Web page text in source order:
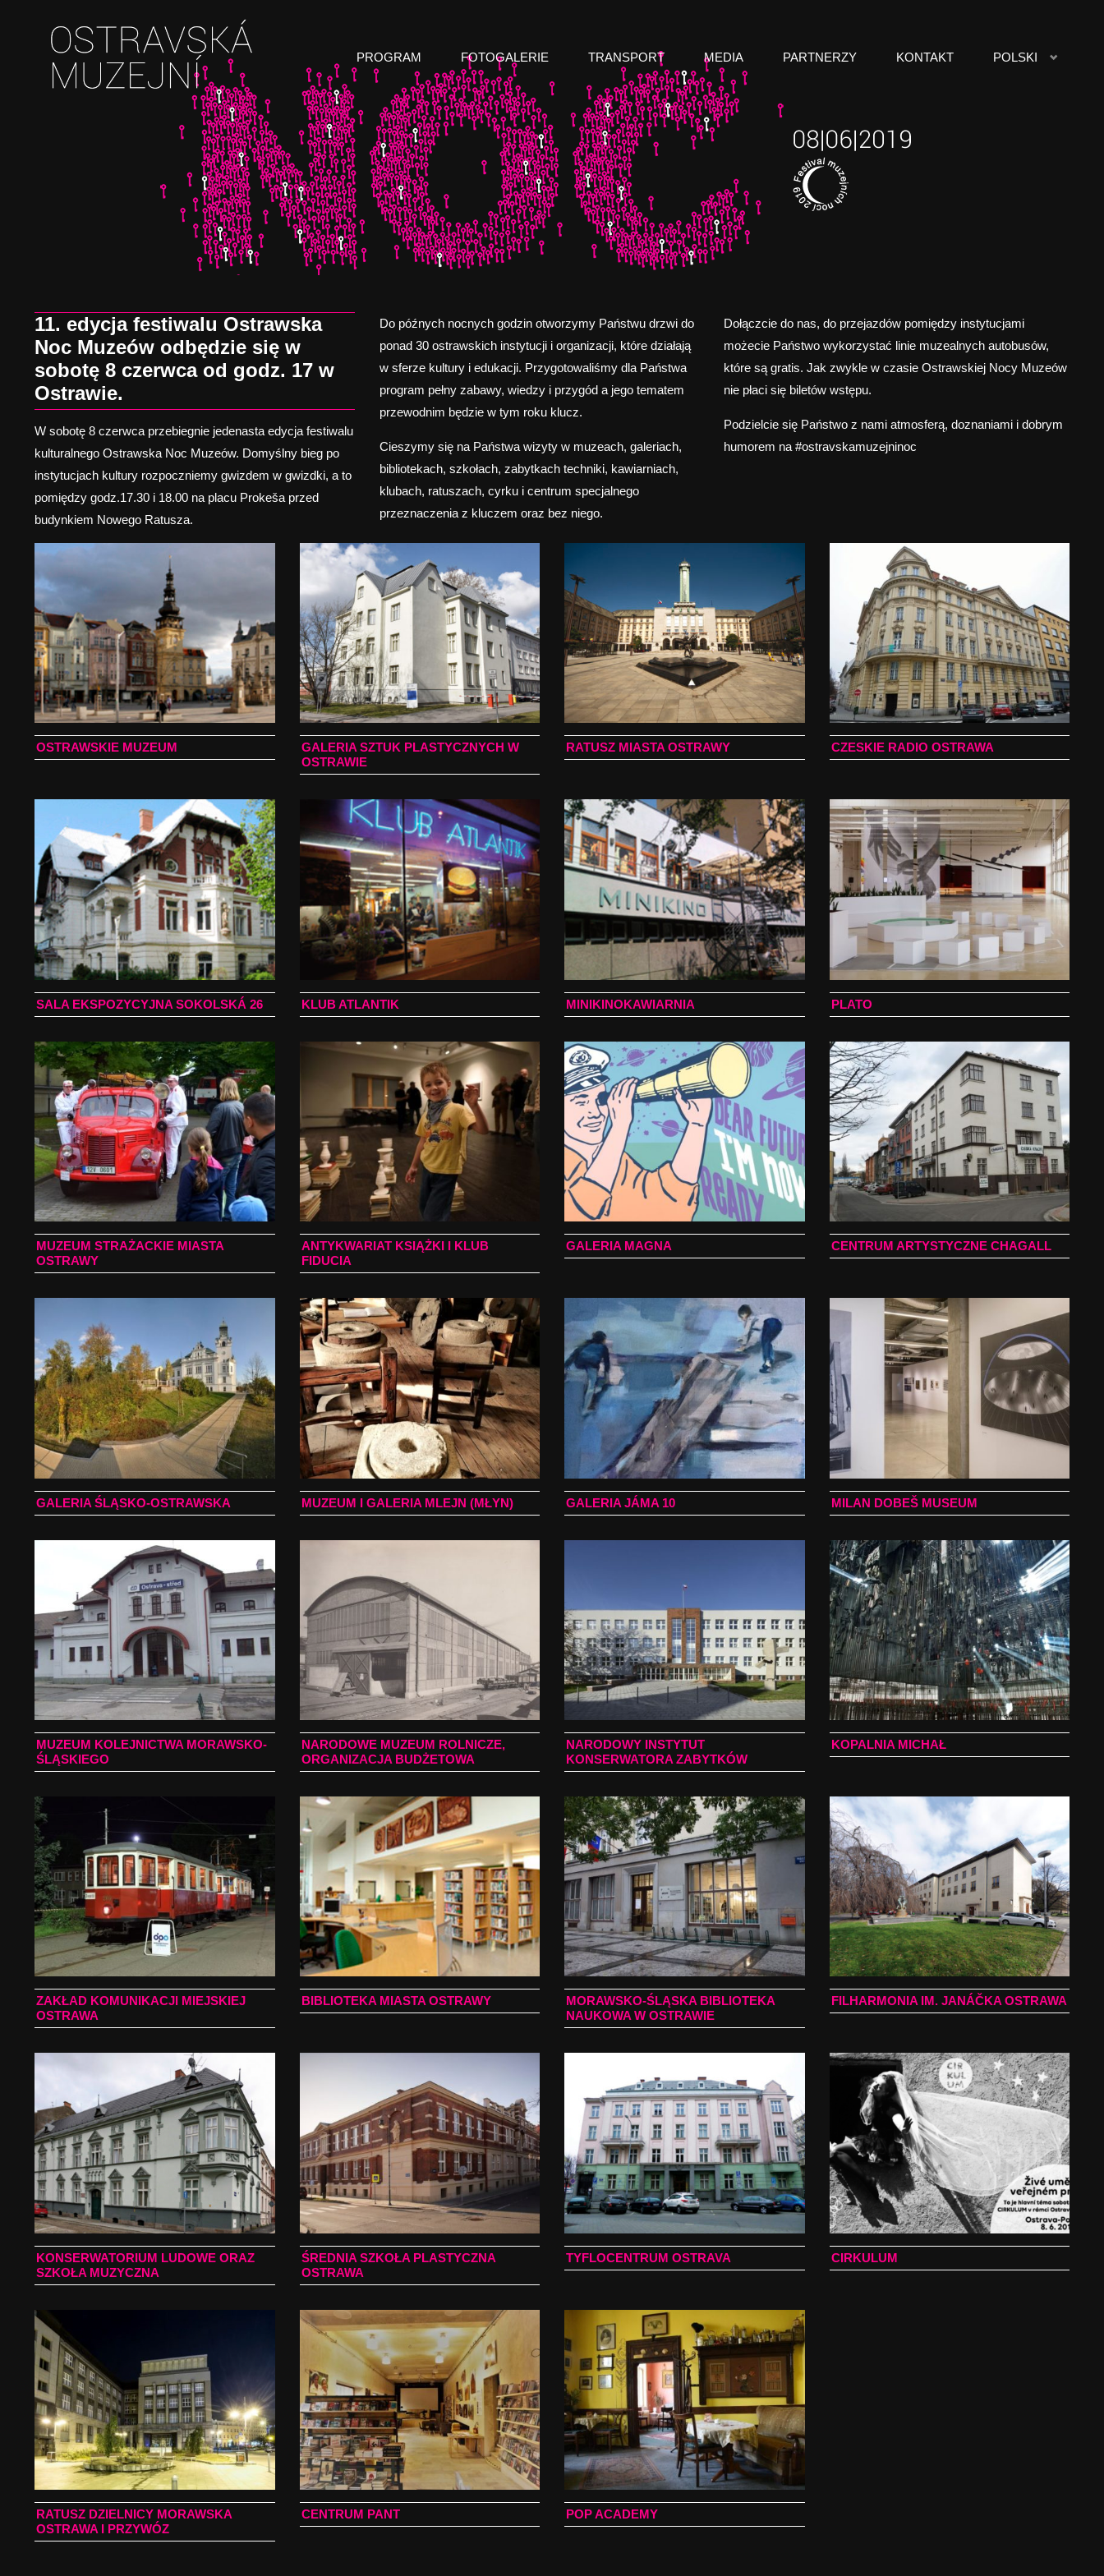
to
content
PROGRAM FOTOGALERIE TRANSPORT MEDIA PARTNERZY KONTAKT POLSKI
11. edycja festiwalu Ostrawska
Noc Muzeów odbędzie się w
sobotę 8 czerwca od godz. 17 w
Ostrawie.
W sobotę 8 czerwca przebiegnie jedenasta edycja festiwalu
kulturalnego Ostrawska Noc Muzeów. Domyślny bieg po
instytucjach kultury rozpoczniemy gwizdem w gwizdki, a to
pomiędzy godz.17.30 i 18.00 na placu Prokeša przed
budynkiem Nowego Ratusza.
Do późnych nocnych godzin otworzymy Państwu drzwi do
ponad 30 ostrawskich instytucji i organizacji, które działają
w sferze kultury i edukacji. Przygotowaliśmy dla Państwa
program pełny zabawy, wiedzy i przygód a jego tematem
przewodnim będzie w tym roku klucz.
Cieszymy się na Państwa wizyty w muzeach, galeriach,
bibliotekach, szkołach, zabytkach techniki, kawiarniach,
klubach, ratuszach, cyrku i centrum specjalnego
przeznaczenia z kluczem oraz bez niego.
Dołączcie do nas, do przejazdów pomiędzy instytucjami
możecie Państwo wykorzystać linie muzealnych autobusów,
które są gratis. Jak zwykle w czasie Ostrawskiej Nocy Muzeów
nie płaci się biletów wstępu.
Podzielcie się Państwo z nami atmosferą, doznaniami i dobrym
humorem na #ostravskamuzejninoc
OSTRAWSKIE MUZEUM
GALERIA SZTUK PLASTYCZNYCH W
OSTRAWIE
RATUSZ MIASTA OSTRAWY CZESKIE RADIO OSTRAWA
SALA EKSPOZYCYJNA SOKOLSKÁ 26 KLUB ATLANTIK MINIKINOKAWIARNIA PLATO
MUZEUM STRAŻACKIE MIASTA
OSTRAWY
ANTYKWARIAT KSIĄŻKI I KLUB
FIDUCIA
GALERIA MAGNA CENTRUM ARTYSTYCZNE CHAGALL
GALERIA ŚLĄSKO-OSTRAWSKA MUZEUM I GALERIA MLEJN (MŁYN) GALERIA JÁMA 10 MILAN DOBEŠ MUSEUM
MUZEUM KOLEJNICTWA MORAWSKO-
ŚLĄSKIEGO
NARODOWE MUZEUM ROLNICZE,
ORGANIZACJA BUDŻETOWA
NARODOWY INSTYTUT
KONSERWATORA ZABYTKÓW
KOPALNIA MICHAŁ
ZAKŁAD KOMUNIKACJI MIEJSKIEJ
OSTRAWA
BIBLIOTEKA MIASTA OSTRAWY
MORAWSKO-ŚLĄSKA BIBLIOTEKA
NAUKOWA W OSTRAWIE
FILHARMONIA IM. JANÁČKA OSTRAWA
KONSERWATORIUM LUDOWE ORAZ
SZKOŁA MUZYCZNA
ŚREDNIA SZKOŁA PLASTYCZNA
OSTRAWA
TYFLOCENTRUM OSTRAVA CIRKULUM
RATUSZ DZIELNICY MORAWSKA
OSTRAWA I PRZYWÓZ
CENTRUM PANT POP ACADEMY